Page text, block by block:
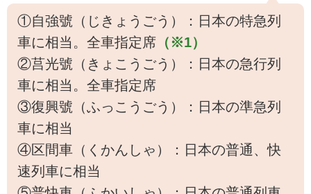
①自強號（じきょうごう）：日本の特急列
車に相当。全車指定席（※1）
②莒光號（きょこうごう）：日本の急行列
車に相当。全車指定席
③復興號（ふっこうごう）：日本の準急列
車に相当
④区間車（くかんしゃ）：日本の普通、快
速列車に相当